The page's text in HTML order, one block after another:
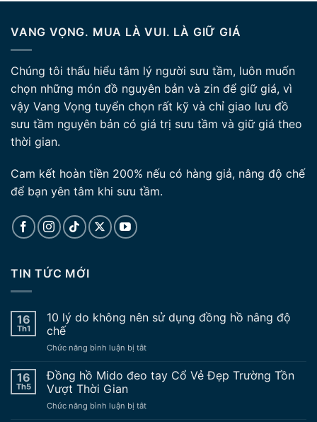
VANG VỌNG. MUA LÀ VUI. LÀ GIỮ GIÁ
Chúng tôi thấu hiểu tâm lý người sưu tầm, luôn muốn
chọn những món đồ nguyên bản và zin để giữ giá, vì
vậy Vang Vọng tuyển chọn rất kỹ và chỉ giao lưu đồ
sưu tầm nguyên bản có giá trị sưu tầm và giữ giá theo
thời gian.
Cam kết hoàn tiền 200% nếu có hàng giả, nâng độ chế
để bạn yên tâm khi sưu tầm.
TIN TỨC MỚI
16
Th1
10 lý do không nên sử dụng đồng hồ nâng độ
chế
Chức năng bình luận bị tắtở
lý
nên
16
Th5
Đồng hồ Mido đeo tay Cổ Vẻ Đẹp Trường Tồn
Vượt Thời Gian
Chức năng bình luận bị tắtở